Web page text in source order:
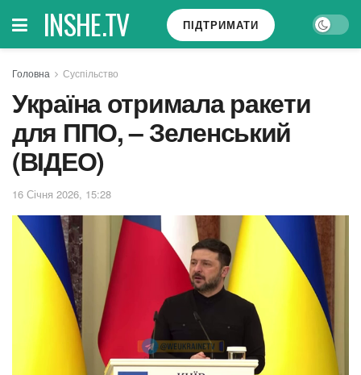
INSHE.TV ПІДТРИМАТИ
Головна Суспільство
Україна отримала ракети
для ППО, – Зеленський
(ВІДЕО)
16 Січня 2026, 15:28